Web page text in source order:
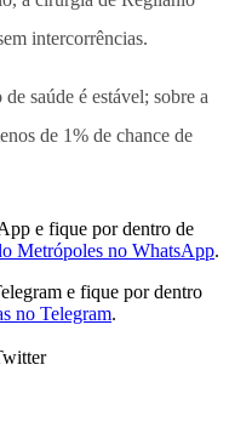
intercorrências.
saúde é estável; sobre a
de 1% de chance de
e fique por dentro de
Metrópoles no WhatsApp.
e fique por dentro
no Telegram.